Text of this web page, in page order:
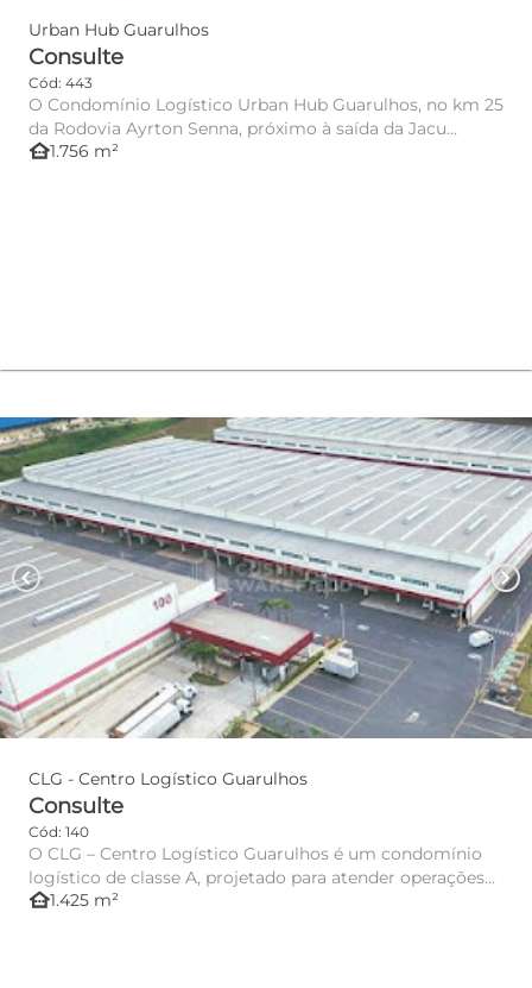
Urban Hub Guarulhos
Consulte
Cód: 443
O Condomínio Logístico Urban Hub Guarulhos, no km 25
da Rodovia Ayrton Senna, próximo à saída da Jacu
Pêssego, oferece...
other_houses1.756 m²
chevron_left chevron_right
CLG - Centro Logístico Guarulhos
Consulte
Cód: 140
O CLG – Centro Logístico Guarulhos é um condomínio
logístico de classe A, projetado para atender operações
de armaze...
other_houses1.425 m²